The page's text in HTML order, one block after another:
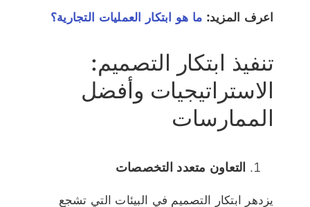
اعرف المزيد: ما هو ابتكار العمليات التجارية؟
تنفيذ ابتكار التصميم:
الاستراتيجيات وأفضل
الممارسات
التعاون متعدد التخصصات
يزدهر ابتكار التصميم في البيئات التي تشجع